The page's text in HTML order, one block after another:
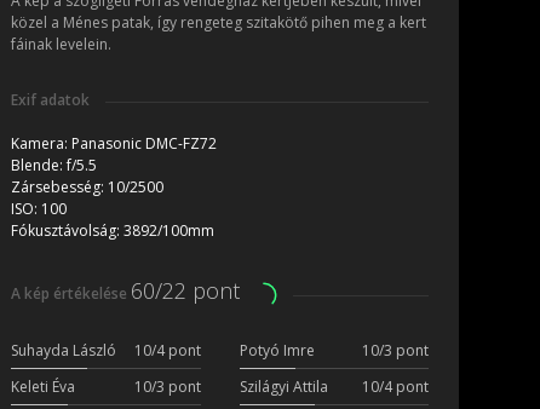
közel a Ménes patak, így rengeteg szitakötő pihen meg a kert
fáinak levelein.
Exif adatok
Kamera: Panasonic DMC-FZ72
Blende:f/5.5
Zársebesség: 10/2500
ISO: 100
Fókusztávolság: 3892/100mm
A kép értékelése 60/22 pont
Suhayda László 10/4 pont Potyó Imre
10/3 pont
Keleti Éva
10/3 pont Szilágyi Attila
10/4 pont